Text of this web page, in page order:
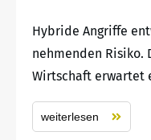
Hybride Angriffe
nehmenden Risiko.
Wirtschaft erwartet
weiterlesen